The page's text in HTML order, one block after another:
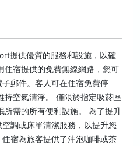
提供優質的服務和設施，以確
住宿提供的免費無線網路，您可
郵件。客人可在住宿免費停
持空氣清淨。 僅限於指定吸菸區
所需的所有便利設施。 為了提升
調或床單清潔服務，以提升您
宿為旅客提供了沖泡咖啡或茶